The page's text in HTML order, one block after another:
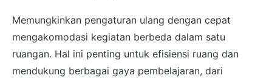
Memungkinkan pengaturan ulang dengan cepat
mengakomodasi kegiatan berbeda dalam satu
ruangan. Hal ini penting untuk efisiensi ruang dan
mendukung berbagai gaya pembelajaran, dari